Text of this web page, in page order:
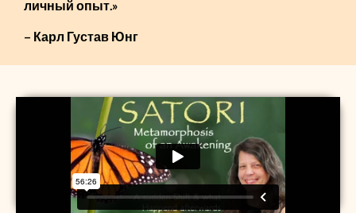
личный опыт.»
– Карл Густав Юнг